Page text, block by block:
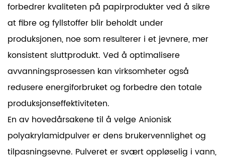
forbedrer kvaliteten på papirprodukter ved å sikre
at fibre og fyllstoffer blir beholdt under
produksjonen, noe som resulterer i et jevnere, mer
konsistent sluttprodukt. Ved å optimalisere
avvanningsprosessen kan virksomheter også
redusere energiforbruket og forbedre den totale
produksjonseffektiviteten.
En av hovedårsakene til å velgeAnionisk
polyakrylamidpulverer dens brukervennlighet og
tilpasningsevne. Pulveret er svært oppløselig i vann,